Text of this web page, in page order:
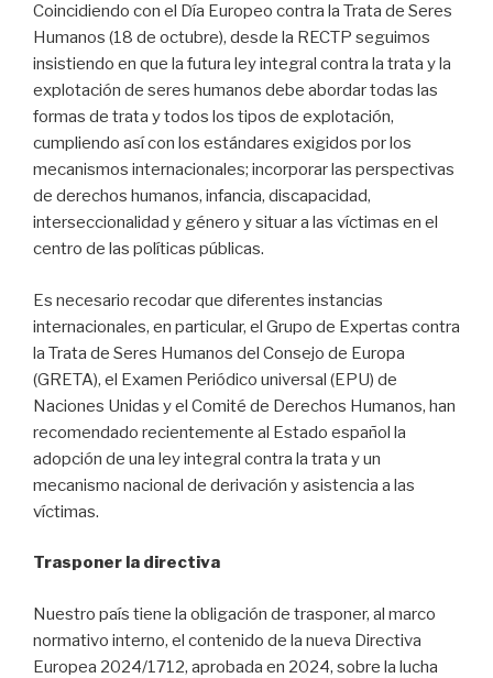
Coincidiendo con el Día Europeo contra la Trata de Seres
Humanos (18 de octubre), desde la RECTP seguimos
insistiendo en que la futura ley integral contra la trata y la
explotación de seres humanos debe abordar todas las
formas de trata y todos los tipos de explotación,
cumpliendo así con los estándares exigidos por los
mecanismos internacionales; incorporar las perspectivas
de derechos humanos, infancia, discapacidad,
interseccionalidad y género y situar a las víctimas en el
centro de las políticas públicas.
Es necesario recodar que diferentes instancias
internacionales, en particular, el Grupo de Expertas contra
la Trata de Seres Humanos del Consejo de Europa
(GRETA), el Examen Periódico universal (EPU) de
Naciones Unidas y el Comité de Derechos Humanos, han
recomendado recientemente al Estado español la
adopción de una ley integral contra la trata y un
mecanismo nacional de derivación y asistencia a las
víctimas.
Trasponer la directiva
Nuestro país tiene la obligación de trasponer, al marco
normativo interno, el contenido de la nueva Directiva
Europea 2024/1712, aprobada en 2024, sobre la lucha